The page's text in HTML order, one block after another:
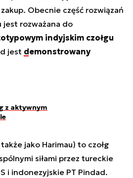
Obecnie część rozwiązań
jest rozważana do
indyjskim czołgu
jest demonstrowany
z aktywnym
jako Harimau) to czołg
siłami przez tureckie
i indonezyjskie PT Pindad.